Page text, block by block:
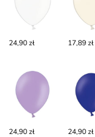
24,90 zł 17,89 zł
24,90 zł 24,90 zł